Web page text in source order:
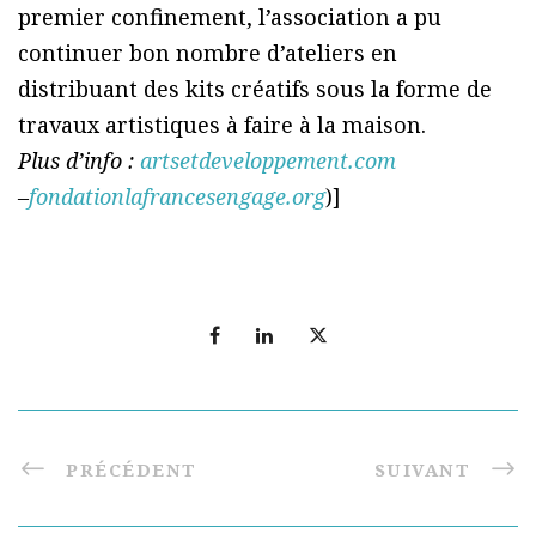
premier confinement, l’association a pu
continuer bon nombre d’ateliers en
distribuant des kits créatifs sous la forme de
travaux artistiques à faire à la maison.
Plus d’info : artsetdeveloppement.com
–fondationlafrancesengage.org)]
PRÉCÉDENT SUIVANT